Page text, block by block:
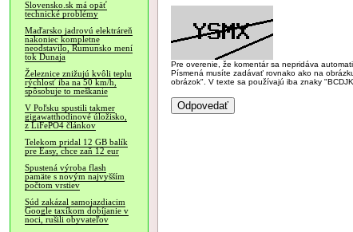
Slovensko.sk má opäť
technické problémy
Maďarsko jadrovú elektráreň
nakoniec kompletne
neodstavilo, Rumunsko mení
tok Dunaja
Železnice znižujú kvôli teplu
rýchlosť iba na 50 km/h,
spôsobuje to meškanie
V Poľsku spustili takmer
gigawatthodinové úložisko,
z LiFePO4 článkov
Telekom pridal 12 GB balík
pre Easy, chce zaň 12 eur
Spustená výroba flash
pamäte s novým najvyšším
počtom vrstiev
Súd zakázal samojazdiacim
Google taxíkom dobíjanie v
noci, rušili obyvateľov
Pre overenie, že komentár sa nepridáva
Písmená musíte zadávať rovnako ako na
obrázok". V texte sa používajú iba znaky